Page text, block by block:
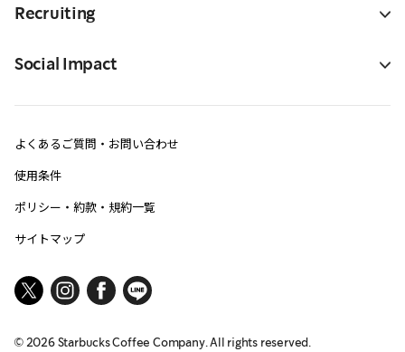
Recruiting
Social Impact
よくあるご質問・お問い合わせ
使用条件
ポリシー・約款・規約一覧
サイトマップ
© 2026Starbucks Coffee Company. All rights reserved.